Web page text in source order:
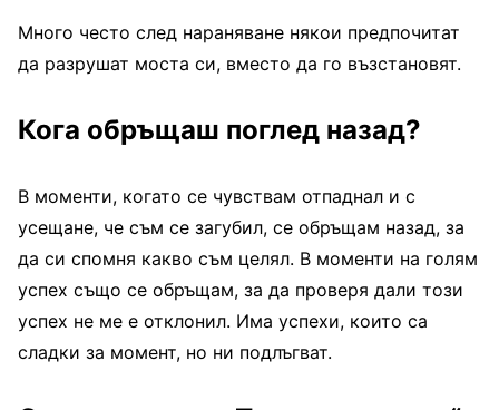
Много често след нараняване някои предпочитат
да разрушат моста си, вместо да го възстановят.
Кога обръщаш поглед назад?
В моменти, когато се чувствам отпаднал и с
усещане, че съм се загубил, се обръщам назад, за
да си спомня какво съм целял. В моменти на голям
успех също се обръщам, за да проверя дали този
успех не ме е отклонил. Има успехи, които са
сладки за момент, но ни подлъгват.